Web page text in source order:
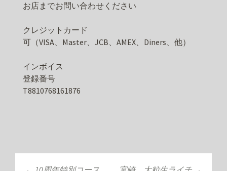
お店までお問い合わせください
クレジットカード
可（VISA、Master、JCB、AMEX、Diners、他）
インボイス
登録番号
T8810768161876